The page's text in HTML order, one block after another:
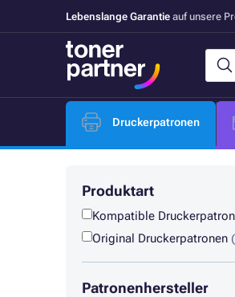
Lebenslange Garantie auf unsere
Druckerpatronen
Produktart
Kompatible
Original Druckerpatronen
Patronenhersteller